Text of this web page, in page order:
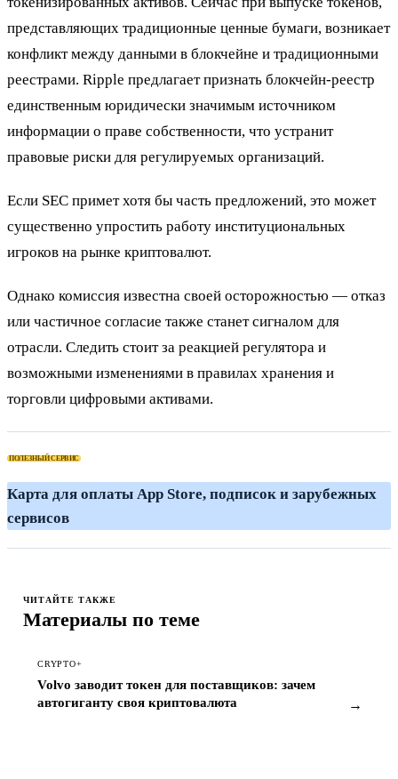
представляющих традиционные ценные бумаги, возникает
конфликт между данными в блокчейне и традиционными
реестрами. Ripple предлагает признать блокчейн-реестр
единственным юридически значимым источником
информации о праве собственности, что устранит
правовые риски для регулируемых организаций.
Если SEC примет хотя бы часть предложений, это может
существенно упростить работу институциональных
игроков на рынке криптовалют.
Однако комиссия известна своей осторожностью — отказ
или частичное согласие также станет сигналом для
отрасли. Следить стоит за реакцией регулятора и
возможными изменениями в правилах хранения и
торговли цифровыми активами.
ПОЛЕЗНЫЙ СЕРВИС
К
Материалы по теме
Volvo заводит токен для поставщиков: зачем
автогиганту своя криптовалюта